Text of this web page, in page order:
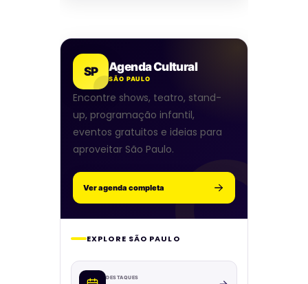
SP Agenda Cultural
SÃO PAULO
Encontre shows, teatro, stand-
up, programação infantil,
eventos gratuitos e ideias para
aproveitar São Paulo.
Ver agenda completa
EXPLORE SÃO PAULO
DESTAQUES